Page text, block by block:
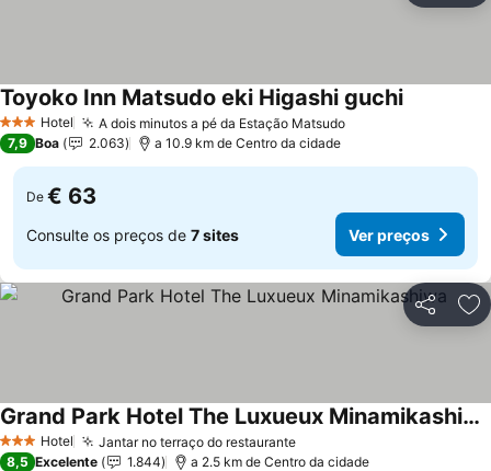
3 EstrelasHotel A dois minutos a pé da Estação MatsudoVer preços
Toyoko Inn Matsudo eki Higashi guchiVer preços
7,9 Boa 2.063 a 10.9 km de Centro da cidade
De € 63
Consulte os preços de 7 sites Ver preços
Partilhar
3 EstrelasHotel Jantar no terraço do restauranteVer preços
Grand Park Hotel The Luxueux Minamikashiwa
Ver preços
8,5 Excelente 1.844 a 2.5 km de Centro da cidade